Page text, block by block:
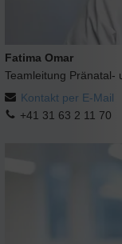
Fatima Omar
Teamleitung Pränatal-
Kontakt per E-Mail
+41 31 63 2 11 70